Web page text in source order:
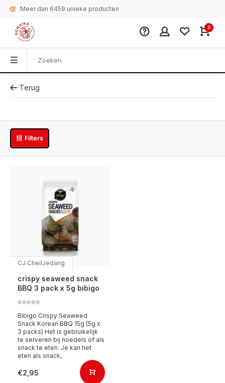
Meer dan 6459 unieke producten
0
Terug
Filters
CJ CheilJedang
crispy seaweed snack
BBQ 3 pack x 5g bibigo
Bibigo Crispy Seaweed
Snack Korean BBQ 15g (5g x
3 packs) Het is gebruikelijk
te serveren bij noedels of als
snack te eten. Je kan het
eten als snack,
€2,95